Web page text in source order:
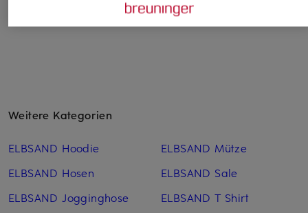
Weitere Kategorien
ELBSAND Hoodie
ELBSAND Hosen
ELBSAND Jogginghose
ELBSAND Mütze
ELBSAND Sale
ELBSAND T Shirt